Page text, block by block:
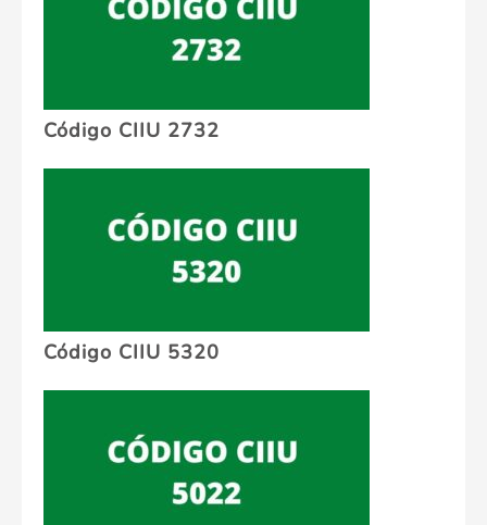
Código CIIU 2732
Código CIIU 5320